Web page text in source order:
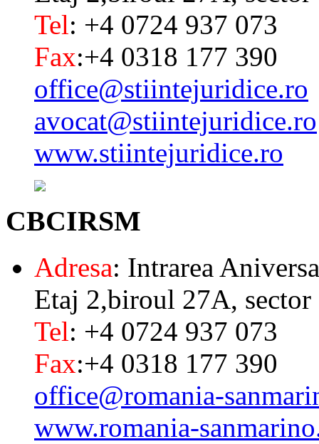
Tel: +4 0724 937 073
Fax:+4 0318 177 390
office@stiintejuridice.ro
avocat@stiintejuridice.ro
www.stiintejuridice.ro
CBCIRSM
Adresa: Intrarea
Etaj 2,biroul 27A, sector
Tel: +4 0724 937 073
Fax:+4 0318 177 390
office@romania-
www.romania-